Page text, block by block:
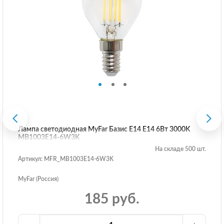
Лампа светодиодная MyFar Базис E14 E14 6Вт 3000K
MB1003E14-6W3K
На складе 500 шт.
Артикул: MFR_MB1003E14-6W3K
MyFar (Россия)
185 руб.